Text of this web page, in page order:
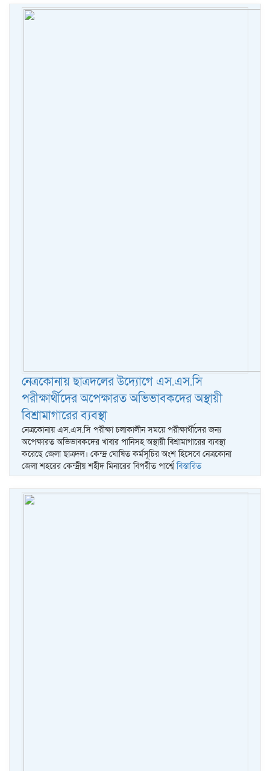
নেত্রকোনায় ছাত্রদলের উদ্যোগে এস.এস.সি
পরীক্ষার্থীদের অপেক্ষারত অভিভাবকদের অস্থায়ী
বিশ্রামাগারের ব্যবস্থা
নেত্রকোনায় এস.এস.সি পরীক্ষা চলাকালীন সময়ে পরীক্ষার্থীদের জন্য
অপেক্ষারত অভিভাবকদের খাবার পানিসহ অস্থায়ী বিশ্রামাগারের ব্যবস্থা
করেছে জেলা ছাত্রদল। কেন্দ্র ঘোষিত কর্মসূচির অংশ হিসেবে নেত্রকোনা
জেলা শহরের কেন্দ্রীয় শহীদ মিনারের বিপরীত পার্শ্বেবিস্তারিত